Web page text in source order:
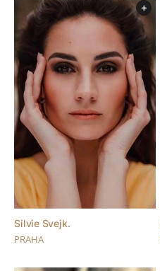
+
Silvie Svejk.
PRAHA